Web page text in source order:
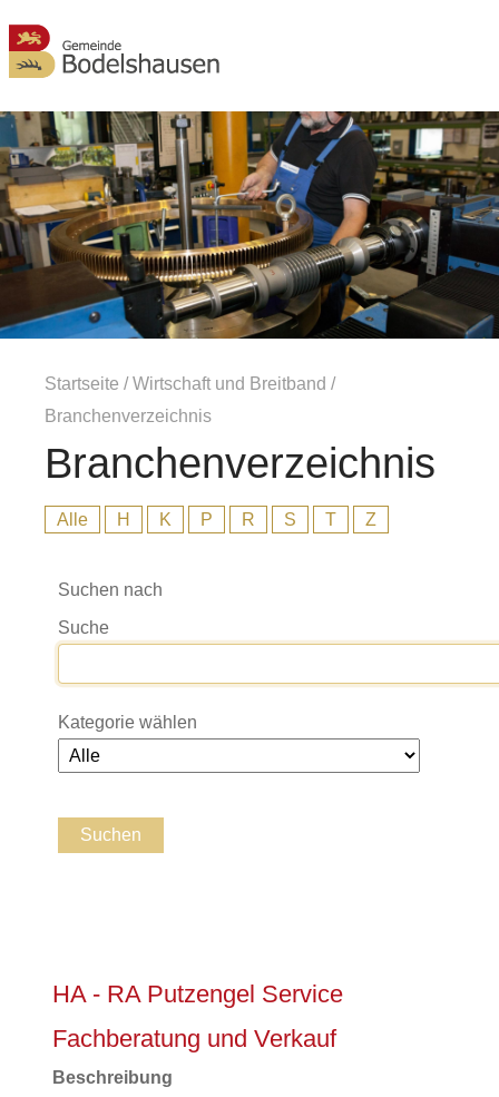
Startseite /Wirtschaft und Breitband /
Branchenverzeichnis
Branchenverzeichnis
Alle H K P R S T Z
Suchen nach
Suche
Kategorie wählen
HA - RA Putzengel Service
Fachberatung und Verkauf
Beschreibung